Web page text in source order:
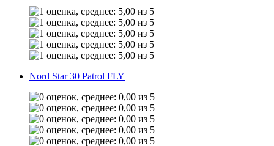
Nord Star 30 Patrol FLY